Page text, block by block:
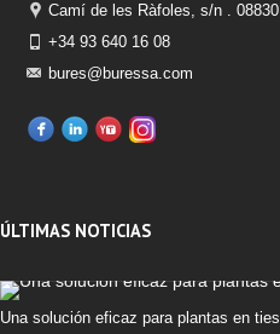
Camí de les Ràfoles, s/n .
+34 93 640 16 08
bures@buressa.com
ÚLTIMAS NOTICIAS
Una solución eficaz para plantas en